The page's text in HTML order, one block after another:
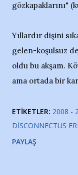
gözkapaklarını"
Yıllardır dişini
gelen-koşulsuz
oldu bu akşam.
ama ortada bir
ETIKETLER: 2008 -
DISCONNECTUS
PAYLAŞ